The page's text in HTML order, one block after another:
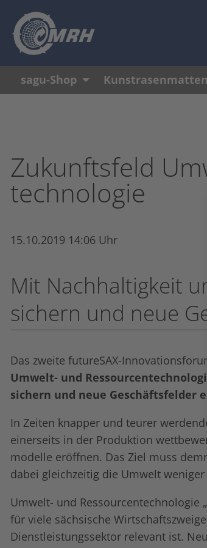
Navigation überspringen
sagu-Shop Kunstrasenmatten
Zukunftsfeld
technologie
15.10.2019 14:06 Uhr
Mit Nachhaltigkeit
sichern und neue
Das zweite futureSAX-
Umwelt- und
sichern und neue Geschäftsfelder
In Zeiten knapper und teurer
einerseits in der Produktion
modelle eröffnen. Das Ziel muss
dabei gleichzeitig die Umwelt
Umwelt- und Ressourcentechnologie
für viele sächsische
Dienstleistungssektor relevant ist.